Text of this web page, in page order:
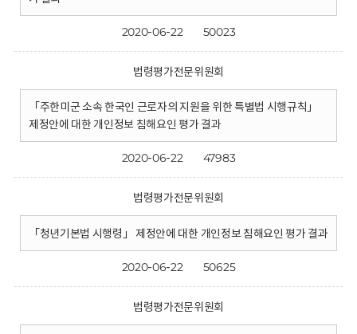
2020-06-22 50023
법령평가전문위원회
「주한미군 소속 한국인 근로자의 지원을 위한 특별법 시행규칙」
제정안에 대한 개인정보 침해요인 평가 결과
2020-06-22 47983
법령평가전문위원회
「청년기본법 시행령」 제정안에 대한 개인정보 침해요인 평가 결과
2020-06-22 50625
법령평가전문위원회